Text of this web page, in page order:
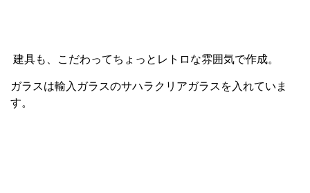
建具も、こだわってちょっとレトロな雰囲気で作成。
ガラスは輸入ガラスのサハラクリアガラスを入れていま
す。